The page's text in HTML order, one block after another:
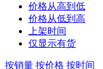
价格从高到低
价格从低到高
上架时间
仅显示有货
按销量 按价格 按时间